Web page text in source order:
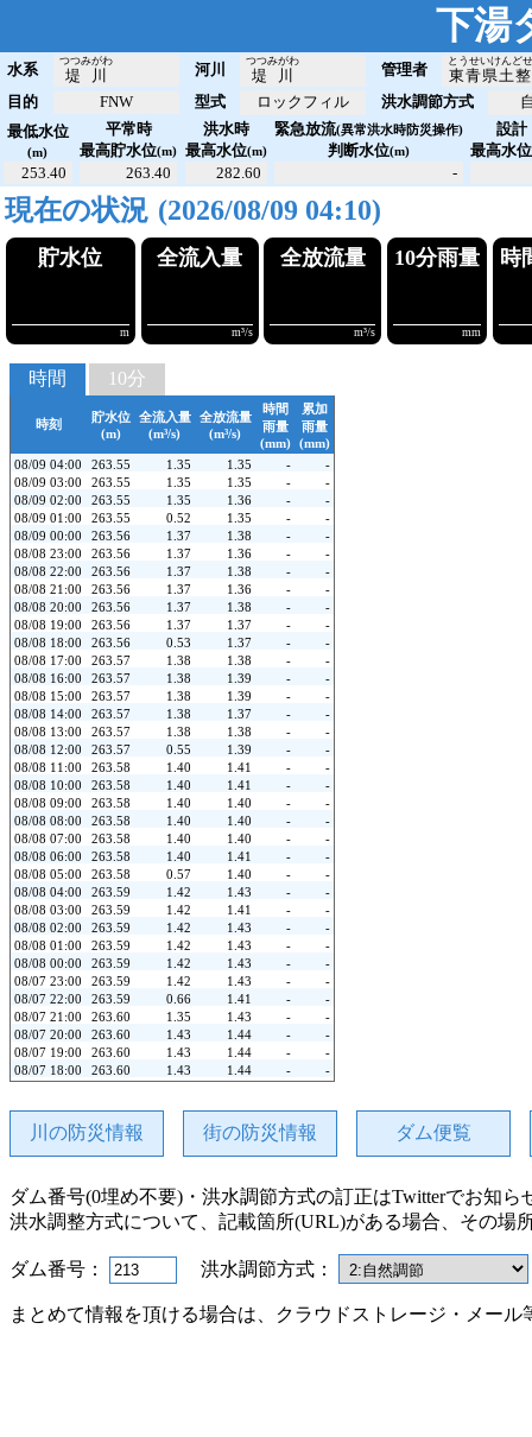
下湯
水系 堤川
つつみがわ
河川 堤川
つつみがわ
管理者 東青県土
とうせいけんど
目的 FNW 型式 ロックフィル 洪水調節方式
最低水位
(m)
253.40
平常時
最高貯水位(m)
263.40
洪水時
最高水位(m)
282.60
緊急放流(異常洪水時防災操作)
判断水位(m)
-
設計
最高水位
現在の状況 (2026/08/09 04:10)
貯水位
m
全流入量
m³/s
全放
時間
時刻
貯水位
(m)
全流入量
(m³/s)
全放流量
(m³/s)
時間
雨量
(mm)
累加
雨量
(mm)
08/09 04:00
263.55 1.35 1.35
08/09 03:00
263.55 1.35 1.35
08/09 02:00
263.55 1.35 1.36
08/09 01:00
263.55 0.52 1.35
08/09 00:00
263.56 1.37 1.38
08/08 23:00
263.56 1.37 1.36
08/08 22:00
263.56 1.37 1.38
08/08 21:00
263.56 1.37 1.36
08/08 20:00
263.56 1.37 1.38
08/08 19:00
263.56 1.37 1.37
08/08 18:00
263.56 0.53 1.37
08/08 17:00
263.57 1.38 1.38
08/08 16:00
263.57 1.38 1.39
08/08 15:00
263.57 1.38 1.39
08/08 14:00
263.57 1.38 1.37
08/08 13:00
263.57 1.38 1.38
08/08 12:00
263.57 0.55 1.39
08/08 11:00
263.58 1.40 1.41
08/08 10:00
263.58 1.40 1.41
08/08 09:00
263.58 1.40 1.40
08/08 08:00
263.58 1.40 1.40
08/08 07:00
263.58 1.40 1.40
08/08 06:00
263.58 1.40 1.41
08/08 05:00
263.58 0.57 1.40
08/08 04:00
263.59 1.42 1.43
08/08 03:00
263.59 1.42 1.41
08/08 02:00
263.59 1.42 1.43
08/08 01:00
263.59 1.42 1.43
08/08 00:00
263.59 1.42 1.43
08/07 23:00
263.59 1.42 1.43
08/07 22:00
263.59 0.66 1.41
08/07 21:00
263.60 1.35 1.43
08/07 20:00
263.60 1.43 1.44
08/07 19:00
263.60 1.43 1.44
08/07 18:00
263.60 1.43 1.44
08/07 17:00
263.60 1.43 1.42 -
-
08/07 15:00
263.60 1.43 -
08/07 14:00
263.61 1.45 -
08/07 13:00
263.61 1.45 1.44 -
-
08/07 11:00
263.61 1.45 1.46 -
-
08/07 10:00
263.61 1.45 1.44 -
-
08/07 09:00
263.61 0.61 1.45 -
-
08/07 07:00
263.62 1.47 -
-
08/07 06:00
263.62 1.48 1.48 -
08/07 04:00
263.62 1.48 1.48 -
-
10分
川の防災情報 街の防災情報 ダム便覧
ダム番号(0埋め不要)・洪水調節方式の訂正はTwitterでお知ら
洪水調整方式について、記載箇所(URL)がある場合、その場
ダム番号： 洪水調節方式：
まとめて情報を頂ける場合は、クラウドストレージ・メー